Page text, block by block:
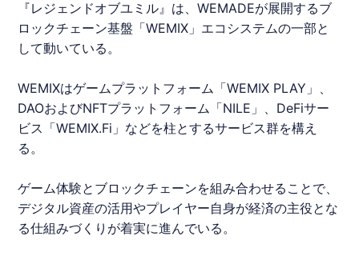
『レジェンドオブユミル』は、WEMADEが展開するブ
ロックチェーン基盤「WEMIX 」エコシステムの一部と
して動いている。
WEMIXはゲームプラットフォーム「WEMIX PLAY」、
DAOおよびNFTプラットフォーム「NILE」、DeFiサー
ビス「WEMIX.Fi」などを柱とするサービス群を構え
る。
ゲーム体験とブロックチェーンを組み合わせることで、
デジタル資産の活用やプレイヤー自身が経済の主役とな
る仕組みづくりが着実に進んでいる。